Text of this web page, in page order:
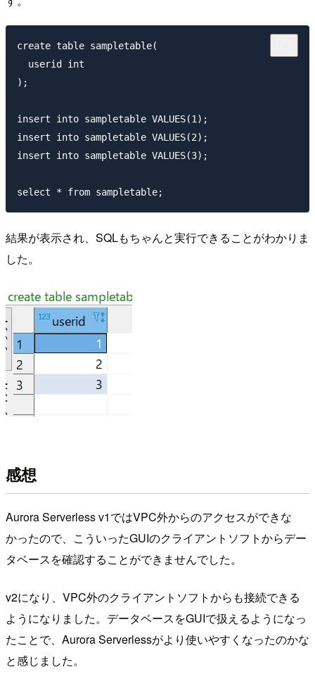
create table sampletable(
  userid int
);
insert into sampletable VALUES(1);
insert into sampletable VALUES(2);
insert into sampletable VALUES(3);
結果が表示され、SQLもちゃんと実行できることがわかりま
した。
感想
Aurora Serverless v1ではVPC外からのアクセスができな
かったので、こういったGUIのクライアントソフトからデー
タベースを確認することができませんでした。
v2になり、VPC外のクライアントソフトからも接続できる
ようになりました。データベースをGUIで扱えるようになっ
たことで、Aurora Serverlessがより使いやすくなったのかな
と感じました。